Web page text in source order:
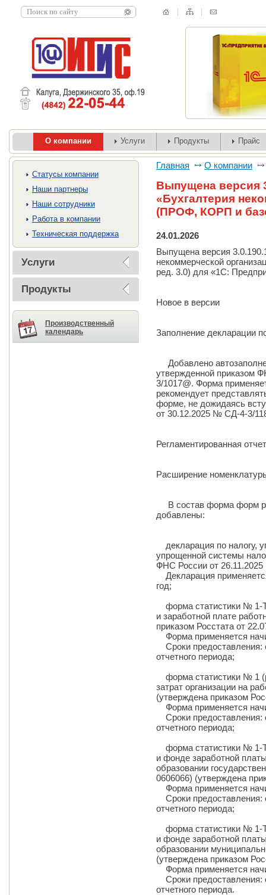
О компании Услуги Продукты Прайс
Cтатусы компании
Наши партнеры
Наши сотрудники
Работа в компании
Техническая поддержка
Услуги
Продукты
Производственный
календарь
Главная О компании
Выпущена версия
«Бухгалтерия
(ПРОФ, КОРП и
24.01.2026
Выпущена версия
некоммерческой
ред. 3.0) для «1С:
Новое в версии
Заполнение декларации
Добавлено
утвержденной приказом
3/1017@. Форма
рекомендует
форме, не дожидаясь
от 30.12.2025 № СД-4-3/
Регламентированная
Расширение
В состав форма форм
добавлены:
декларация по налогу,
упрощенной системы
ФНС России от
Декларация
год;
форма статистики № 1-
и заработной плате
приказом Росстата от
Форма применяется
Сроки предоставления:
отчетного периода;
форма статистики № 1
затрат организации на
(утверждена приказом
Форма применяется
Сроки предоставления:
отчетного периода;
форма статистики № 1-
и фонде заработной
образовании
0606066) (утверждена
Форма применяется
Сроки предоставления:
отчетного периода;
форма статистики № 1-
и фонде заработной
образовании
(утверждена приказом
Форма применяется
Сроки предоставления:
отчетного периода.